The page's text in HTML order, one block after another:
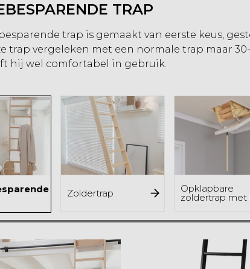
TRAP
trap is gemaakt van eerste keus,
trap vergeleken met een normale trap maar
hij wel comfortabel in gebruik.
Zoldertrap Opklapbare
zoldertrap met